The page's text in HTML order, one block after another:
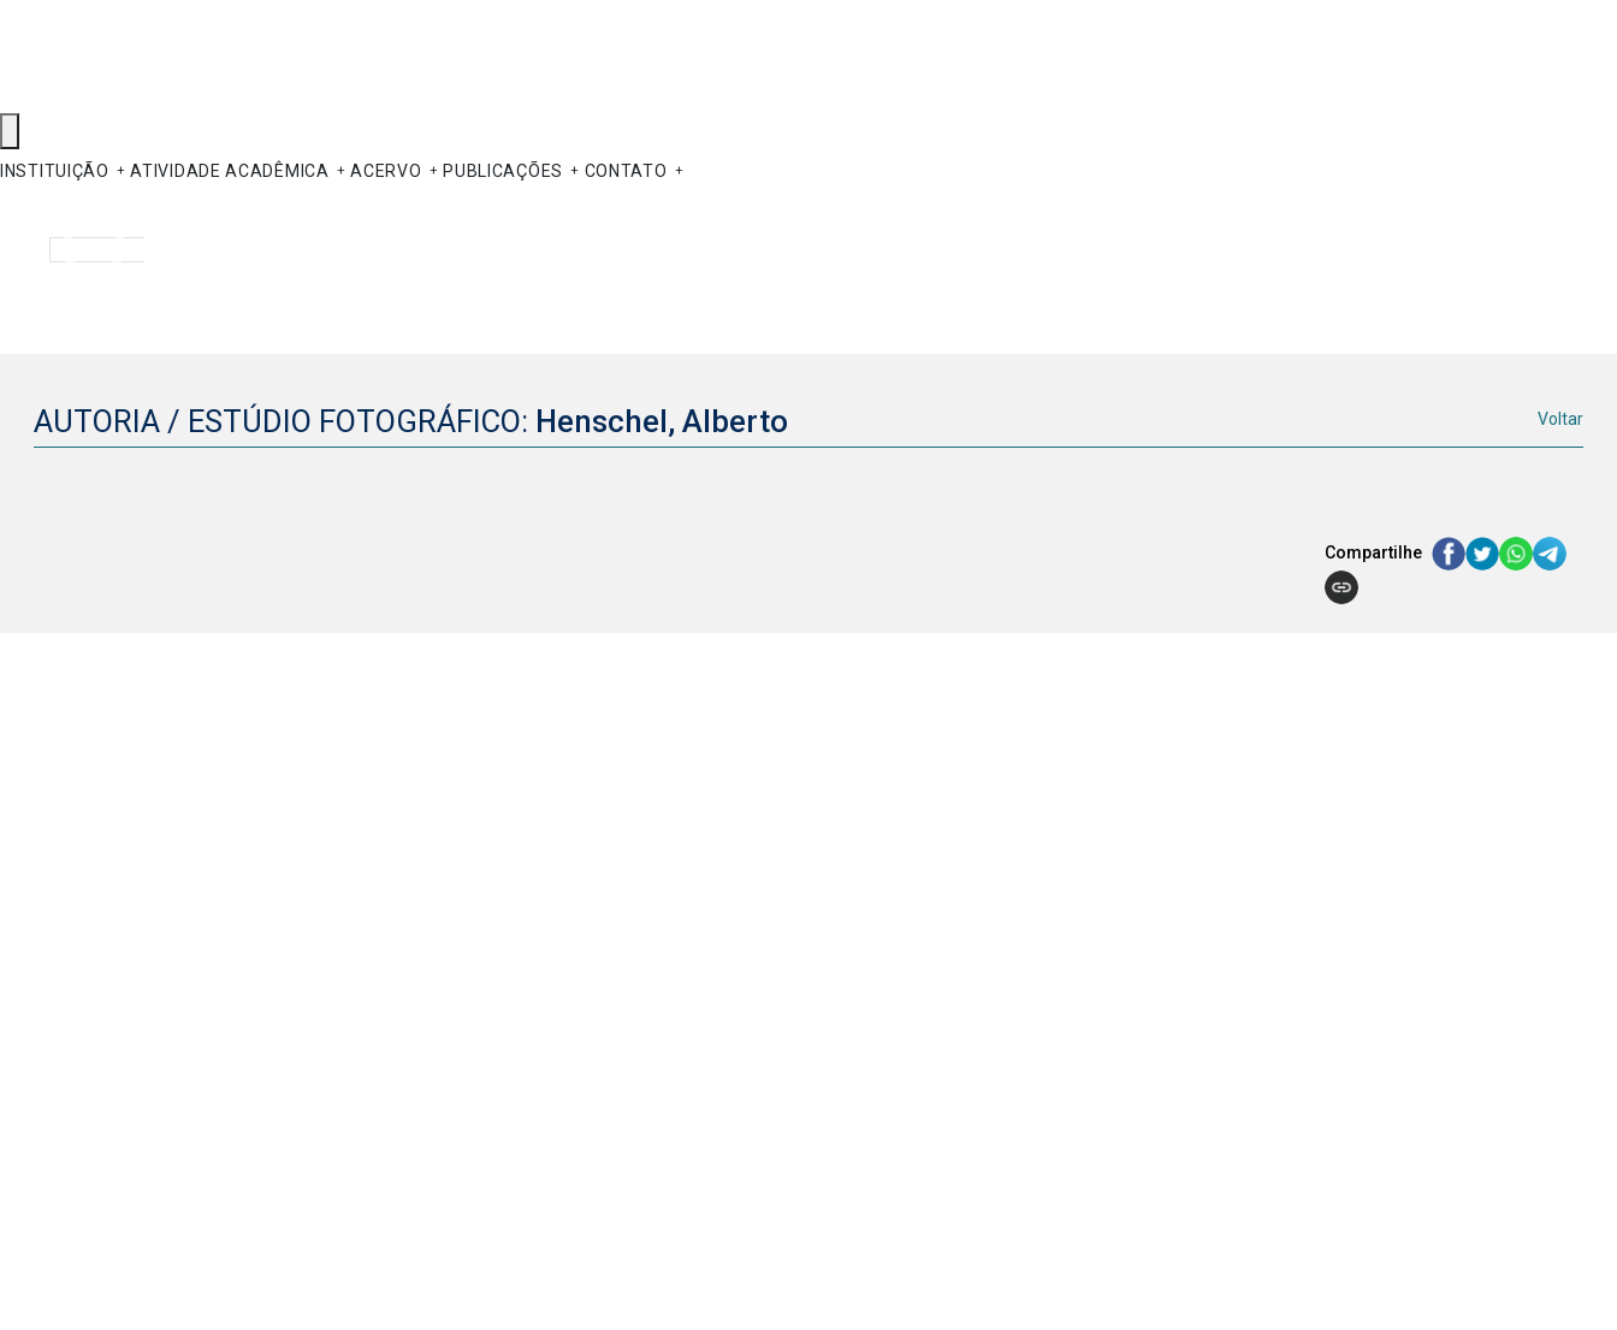
INSTITUIÇÃO ATIVIDADE ACADÊMICA ACERVO PUBLICAÇÕES CONTATO
AUTORIA / ESTÚDIO FOTOGRÁFICO: Henschel, Alberto Voltar
Compartilhe